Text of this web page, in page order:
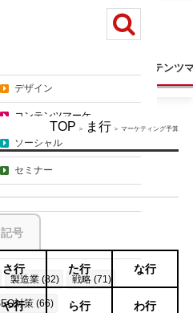
コンテンツ
デザイン
コンテンツマーケ
ソーシャル
セミナー
製造業 (82) 戦略 (71)
対策 (66)
TOP ＞ ま行 ＞ マーケティング予算
号
さ行 た行 な行
や行 ら行 わ行